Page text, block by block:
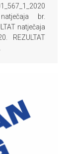
br.
natječaja
REZULTAT